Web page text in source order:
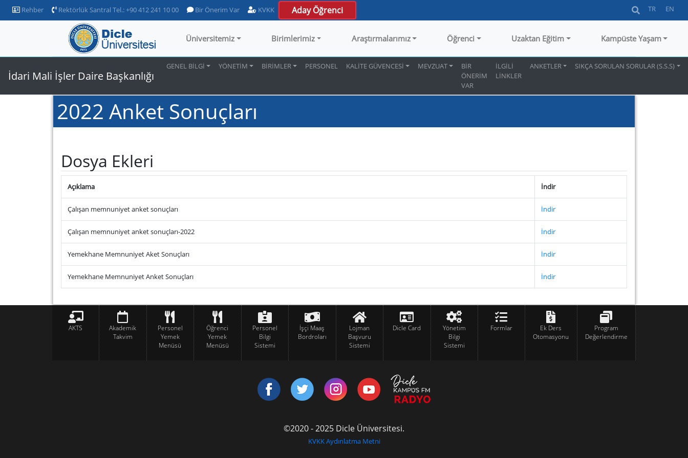
Rehber Rektörlük Santral Tel.: +90 412 241 10 00 Bir Önerim Var KVKK Aday Öğrenci TR EN
Üniversitemiz Birimlerimiz Araştırmalarımız Öğrenci Uzaktan Eğitim Kampüste Yaşam
İdari Mali İşler Daire Başkanlığı
GENEL BİLGİ YÖNETİM BİRİMLER PERSONEL KALİTE GÜVENCESİ MEVZUAT
BİR
ÖNERİM
VAR
İLGİLİ
LİNKLER
ANKETLER SIKÇA SORULAN SORULAR (S.S.S)
2022 Anket Sonuçları
Dosya Ekleri
Açıklama İndir
Çalışan memnuniyet anket sonuçları İndir
Çalışan memnuniyet anket sonuçları-2022 İndir
Yemekhane Memnuniyet Aket Sonuçları İndir
Yemekhane Memnuniyet Anket Sonuçları İndir
AKTS
Akademik
Takvim
Personel
Yemek
Menüsü
Öğrenci
Yemek
Menüsü
Personel
Bilgi
Sistemi
İşçi Maaş
Bordroları
Lojman
Başvuru
Sistemi
Dicle Card
Yönetim
Bilgi
Sistemi
Formlar
Ek Ders
Otomasyonu
Program
Değerlendirme
©2020 - 2025 Dicle Üniversitesi.
KVKK Aydınlatma Metni